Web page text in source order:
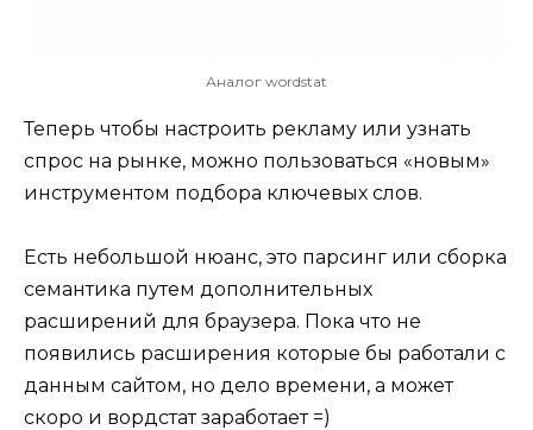
Аналог wordstat
Теперь чтобы настроить рекламу или узнать
спрос на рынке, можно пользоваться «новым»
инструментом подбора ключевых слов.
Есть небольшой нюанс, это парсинг или сборка
семантика путем дополнительных
расширений для браузера. Пока что не
появились расширения которые бы работали с
данным сайтом, но дело времени, а может
скоро и вордстат заработает =)